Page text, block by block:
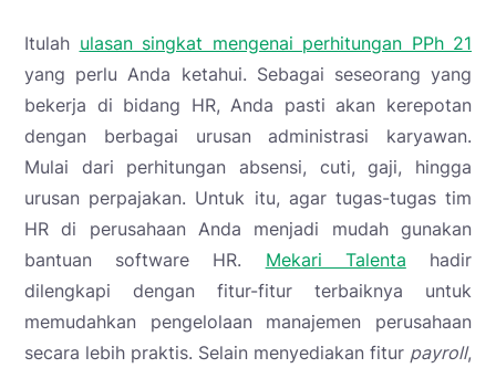
Itulah ulasan singkat mengenai perhitungan PPh 21
yang perlu Anda ketahui. Sebagai seseorang yang
bekerja di bidang HR, Anda pasti akan kerepotan
dengan berbagai urusan administrasi karyawan.
Mulai dari perhitungan absensi, cuti, gaji, hingga
urusan perpajakan. Untuk itu, agar tugas-tugas tim
HR di perusahaan Anda menjadi mudah gunakan
bantuan software HR. Mekari Talenta hadir
dilengkapi dengan fitur-fitur terbaiknya untuk
memudahkan pengelolaan manajemen perusahaan
secara lebih praktis. Selain menyediakan fitur payroll,